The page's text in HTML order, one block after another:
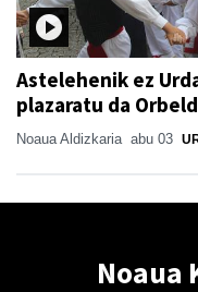
Astelehenik ez
plazaratu da
Noaua Aldizkaria abu 03
Noaua